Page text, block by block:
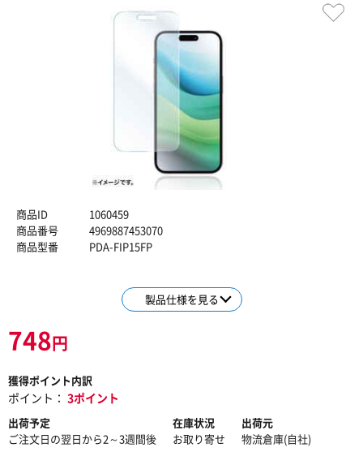
商品ID
1060459
商品番号
4969887453070
商品型番
PDA-FIP15FP
製品仕様を見る
748円
獲得ポイント内訳
ポイント： 3ポイント
出荷予定
ご注文日の翌日から2～3週間後
在庫状況
お取り寄せ
出荷元
物流倉庫(自社)